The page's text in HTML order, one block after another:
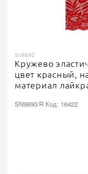
Sn9890
Кружево
цвет красный,
материал
SN9890/R Код: 16422